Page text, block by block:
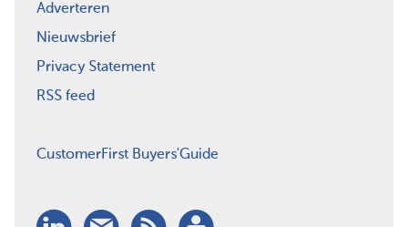
Adverteren
Nieuwsbrief
Privacy Statement
RSS feed
CustomerFirst Buyers'Guide